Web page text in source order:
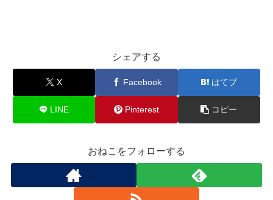
シェアする
X Facebook はてブ
LINE Pinterest コピー
おねこをフォローする